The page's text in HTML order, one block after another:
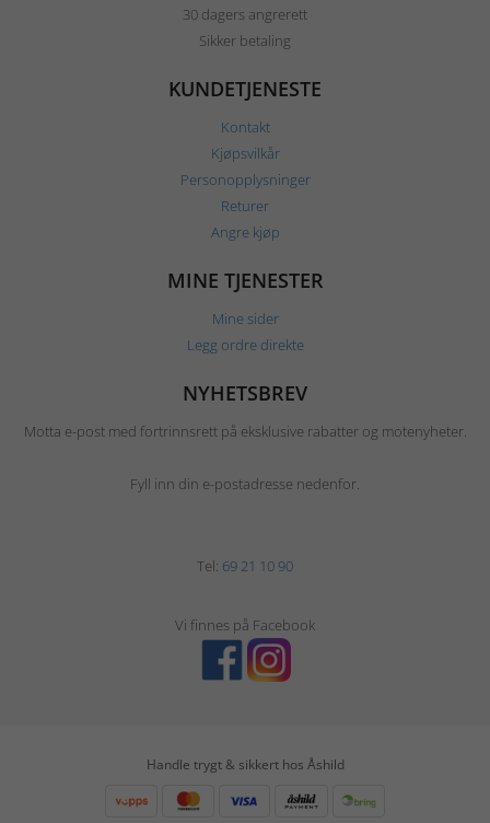
30 dagers angrerett
Sikker betaling
KUNDETJENESTE
Kontakt
Kjøpsvilkår
Personopplysninger
Returer
Angre kjøp
MINE TJENESTER
Mine sider
Legg ordre direkte
NYHETSBREV
Motta e-post med fortrinnsrett på eksklusive rabatter og motenyheter.
Fyll inn din e-postadresse nedenfor.
Tel: 69 21 10 90
Vi finnes på Facebook
Handle trygt & sikkert hos Åshild